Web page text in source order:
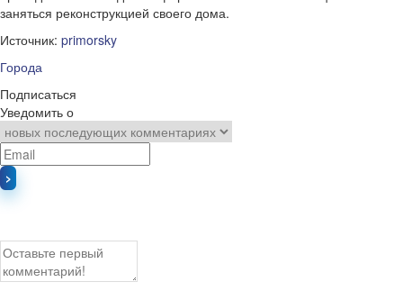
заняться реконструкцией своего дома.
Источник: primorsky
Города
Подписаться
Уведомить о